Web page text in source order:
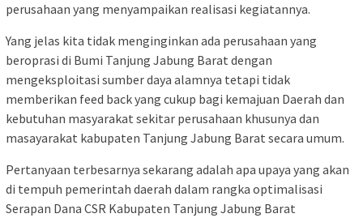
perusahaan yang menyampaikan realisasi kegiatannya.
Yang jelas kita tidak menginginkan ada perusahaan yang
beroprasi di Bumi Tanjung Jabung Barat dengan
mengeksploitasi sumber daya alamnya tetapi tidak
memberikan feed back yang cukup bagi kemajuan Daerah dan
kebutuhan masyarakat sekitar perusahaan khusunya dan
masayarakat kabupaten Tanjung Jabung Barat secara umum.
Pertanyaan terbesarnya sekarang adalah apa upaya yang akan
di tempuh pemerintah daerah dalam rangka optimalisasi
Serapan Dana CSR Kabupaten Tanjung Jabung Barat